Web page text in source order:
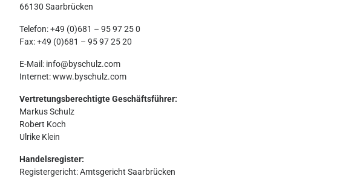
66130 Saarbrücken
Telefon: +49 (0)681 – 95 97 25 0
Fax: +49 (0)681 – 95 97 25 20
E-Mail: info@byschulz.com
Internet:www.byschulz.com
Vertretungsberechtigte Geschäftsführer:
Markus Schulz
Robert Koch
Ulrike Klein
Handelsregister:
Registergericht: Amtsgericht Saarbrücken